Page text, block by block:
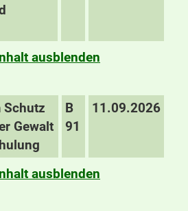
ausblenden
Schutz
Gewalt
B
91
11.09.2026
ausblenden